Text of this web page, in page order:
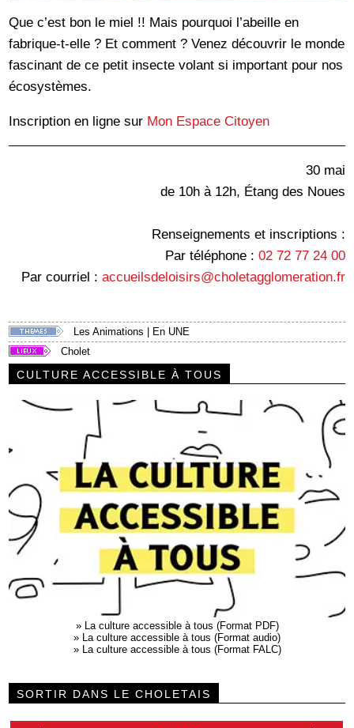
Que c’est bon le miel !! Mais pourquoi l’abeille en
fabrique-t-elle ? Et comment ? Venez découvrir le monde
fascinant de ce petit insecte volant si important pour nos
écosystèmes.
Inscription en ligne sur Mon Espace Citoyen
30 mai
de 10h à 12h, Étang des Noues
Renseignements et inscriptions :
Par téléphone : 02 72 77 24 00
Par courriel : accueilsdeloisirs@choletagglomeration.fr
Les Animations
En UNE
Cholet
CULTURE ACCESSIBLE À TOUS
» La culture accessible à tous (Format PDF)
» La culture accessible à tous (Format audio)
» La culture accessible à tous (Format FALC)
SORTIR DANS LE CHOLETAIS